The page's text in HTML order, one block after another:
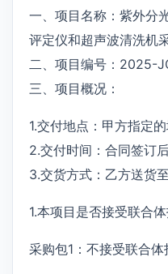
一、项目名称：紫外分
评定仪和超声波清洗机
二、项目编号：2025-
三、项目概况：
1.交付地点：甲方指定的
2.交付时间：合同签订
3.交货方式：乙方送货
1.本项目是否接受联合体
采购包1：不接受联合体